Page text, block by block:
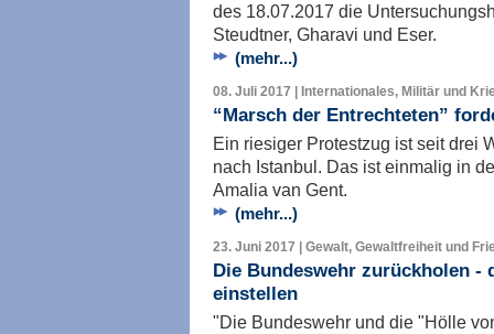
des 18.07.2017 die
Steudtner, Gharavi und Eser.
(mehr...)
08. Juli 2017 | Internationales, Militär und
“Marsch der Entrechteten”
Ein riesiger Protestzug ist seit drei
nach Istanbul. Das ist einmalig in
Amalia van Gent.
(mehr...)
23. Juni 2017 | Gewalt, Gewaltfreiheit und
Die Bundeswehr zurückholen -
einstellen
"Die Bundeswehr und die "Hölle